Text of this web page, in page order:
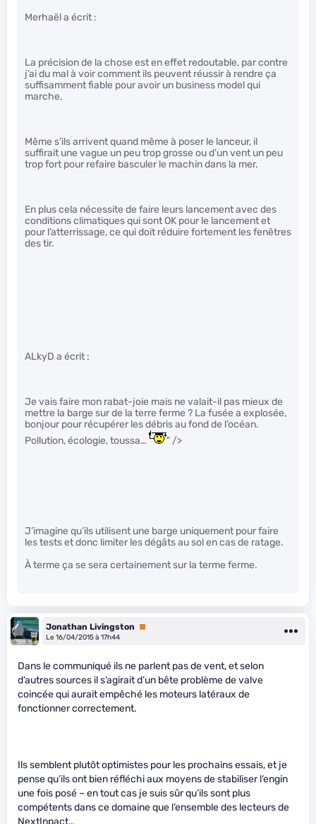
Merhaël a écrit :
La précision de la chose est en effet redoutable, par contre
j’ai du mal à voir comment ils peuvent réussir à rendre ça
suffisamment fiable pour avoir un business model qui
marche.
Même s’ils arrivent quand même à poser le lanceur, il
suffirait une vague un peu trop grosse ou d’un vent un peu
trop fort pour refaire basculer le machin dans la mer.
En plus cela nécessite de faire leurs lancement avec des
conditions climatiques qui sont OK pour le lancement et
pour l’atterrissage, ce qui doit réduire fortement les fenêtres
des tir.
ALkyD a écrit :
Je vais faire mon rabat-joie mais ne valait-il pas mieux de
mettre la barge sur de la terre ferme ? La fusée a explosée,
bonjour pour récupérer les débris au fond de l’océan.
Pollution, écologie, toussa…
" />
J’imagine qu’ils utilisent une barge uniquement pour faire
les tests et donc limiter les dégâts au sol en cas de ratage.
À terme ça se sera certainement sur la terme ferme.
Jonathan Livingston
Premium
Le 16/04/2015 à 17h44
Dans le communiqué ils ne parlent pas de vent, et selon
d’autres sources il s’agirait d’un bête problème de valve
coincée qui aurait empêché les moteurs latéraux de
fonctionner correctement.
Ils semblent plutôt optimistes pour les prochains essais, et je
pense qu’ils ont bien réfléchi aux moyens de stabiliser l’engin
une fois posé – en tout cas je suis sûr qu’ils sont plus
compétents dans ce domaine que l’ensemble des lecteurs de